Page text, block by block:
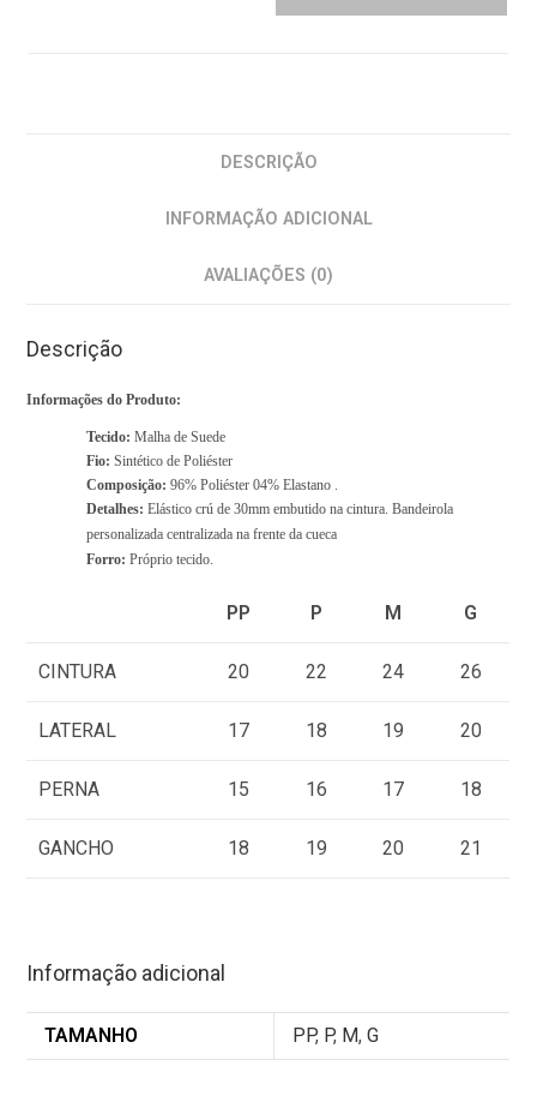
r
t
0
DESCRIÇÃO
INFORMAÇÃO ADICIONAL
AVALIAÇÕES (0)
Descrição
Informações do Produto:
Tecido: Malha de Suede
Fio: Sintético de Poliéster
Composição: 96% Poliéster 04% Elastano .
Detalhes:Elástico crú de 30mm embutido na cintura. Bandeirola
personalizada centralizada na frente da cueca
Forro: Próprio tecido.
PP P M G
CINTURA 20 22 24 26
LATERAL 17 18 19 20
PERNA 15 16 17 18
GANCHO 18 19 20 21
Informação adicional
TAMANHO PP, P, M,G